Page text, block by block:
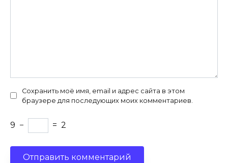
Сохранить моё имя, email и адрес сайта в этом
браузере для последующих моих комментариев.
9 − = 2